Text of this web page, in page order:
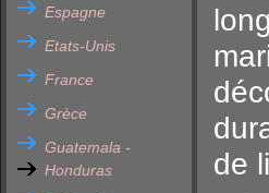
Espagne
Etats-Unis
France
Grèce
Guatemala -
Honduras
de